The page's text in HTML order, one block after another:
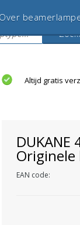
Over
Altijd gratis
DUKANE
EAN code: